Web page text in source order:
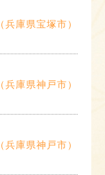
（兵庫県宝塚市）
（兵庫県神戸市）
（兵庫県神戸市）